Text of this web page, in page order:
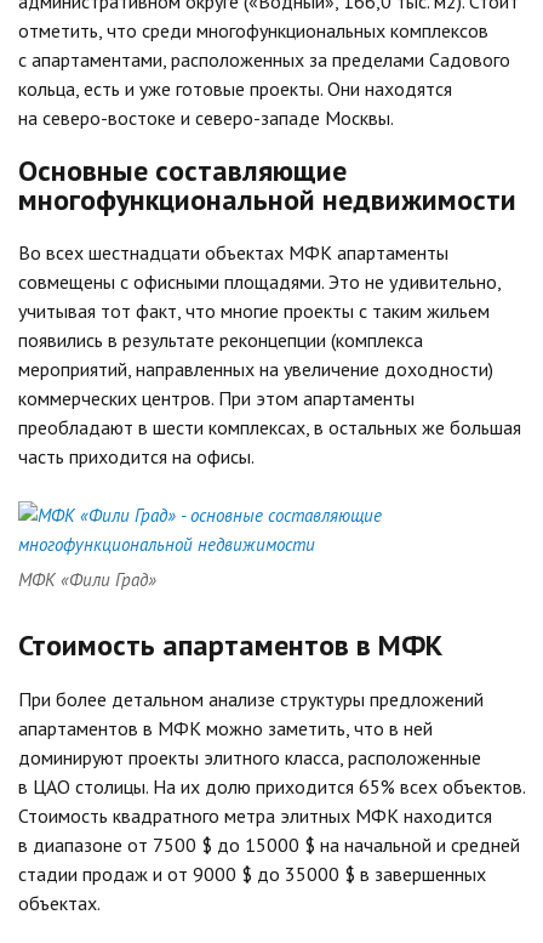
отметить, что среди многофункциональных комплексов
с апартаментами, расположенных за пределами Садового
кольца, есть и уже готовые проекты. Они находятся
на северо-востоке и северо-западе Москвы.
Основные составляющие
многофункциональной недвижимости
Во всех шестнадцати объектах МФК апартаменты
совмещены с офисными площадями. Это не удивительно,
учитывая тот факт, что многие проекты с таким жильем
появились в результате реконцепции (комплекса
мероприятий, направленных на увеличение доходности)
коммерческих центров. При этом апартаменты
преобладают в шести комплексах, в остальных же большая
часть приходится на офисы.
МФК «Фили Град»
Стоимость апартаментов в МФК
При более детальном анализе структуры предложений
апартаментов в МФК можно заметить, что в ней
доминируют проекты элитного класса, расположенные
в ЦАО столицы. На их долю приходится 65% всех объектов.
Стоимость квадратного метра элитных МФК находится
в диапазоне от 7500 $ до 15000 $ на начальной и средней
стадии продаж и от 9000 $ до 35000 $ в завершенных
объектах.